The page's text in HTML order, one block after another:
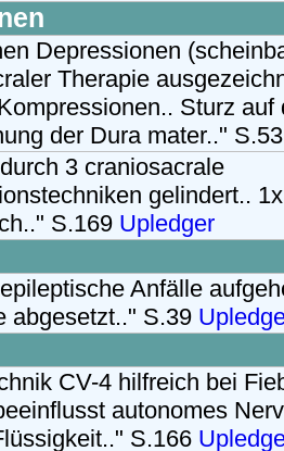
Depressionen
Therapie
Sturz auf
der Dura mater.."
3 craniosacrale
gelindert..
S.169 Upledger
Anfälle
abgesetzt.." S.39
CV-4 hilfreich bei
autonomes
S.166